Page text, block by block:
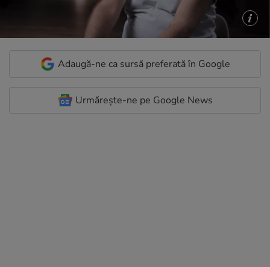
Adaugă-ne ca sursă preferată în Google
Urmărește-ne pe Google News